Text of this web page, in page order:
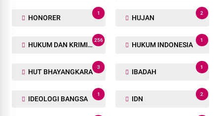
HONORER
1
HUJAN
2
HUKUM DAN KRIMINAL
256
HUKUM INDONESIA
1
HUT BHAYANGKARA
3
IBADAH
1
IDEOLOGI BANGSA
1
IDN
2